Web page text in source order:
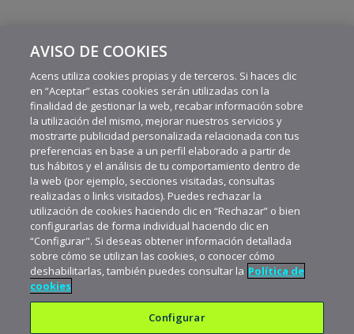
MÁS VIDEOS RECIENTES
AVISO DE COOKIES
Acens utiliza cookies propias y de terceros. Si haces clic
en “Aceptar” estas cookies serán utilizadas con la
finalidad de gestionar la web, recabar información sobre
la utilización del mismo, mejorar nuestros servicios y
mostrarte publicidad personalizada relacionada con tus
preferencias en base a un perfil elaborado a partir de
tus hábitos y el análisis de tu comportamiento dentro de
la web (por ejemplo, secciones visitadas, consultas
realizadas o links visitados). Puedes rechazar la
utilización de cookies haciendo clic en “Rechazar” o bien
configurarlas de forma individual haciendo clic en
“Configurar". Si deseas obtener información detallada
sobre cómo se utilizan las cookies, o conocer cómo
deshabilitarlas, también puedes consultar la Política de
cookies
Configurar